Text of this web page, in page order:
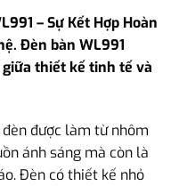
– Sự Kết Hợp Hoàn
Đèn bàn WL991
thiết kế tinh tế và
được làm từ nhôm
ánh sáng mà còn là
Đèn có thiết kế nhỏ